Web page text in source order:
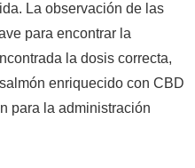
La observación de las
para encontrar la
la dosis correcta,
enriquecido con CBD
para la administración